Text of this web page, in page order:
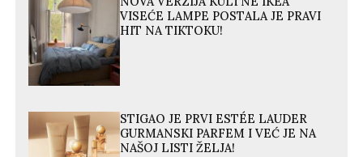
VISEĆE LAMPE POSTALA JE PRAVI
HIT NA TIKTOKU!
STIGAO JE PRVI ESTÉE LAUDER
GURMANSKI PARFEM I VEĆ JE NA
NAŠOJ LISTI ŽELJA!